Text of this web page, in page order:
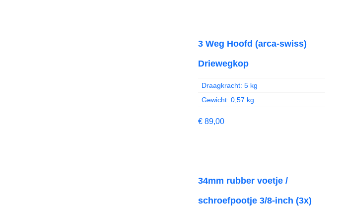
3 Weg Hoofd (arca-swiss)
Driewegkop
Draagkracht: 5 kg
Gewicht: 0,57 kg
€ 89,00
34mm rubber voetje /
schroefpootje 3/8-inch (3x)